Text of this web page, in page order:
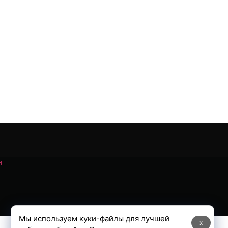
x
Мы используем куки-файлы для лучшей